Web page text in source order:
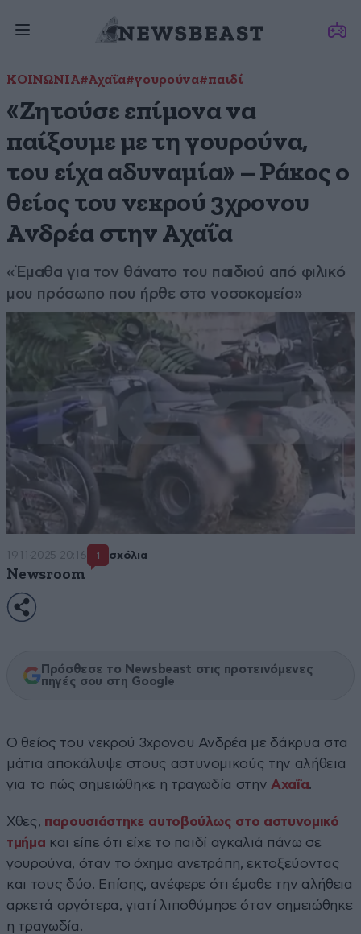
ΚΟΙΝΩΝΙΑ#Αχαΐα#γουρούνα#παιδί
«Ζητούσε επίμονα να
παίξουμε με τη γουρούνα,
του είχα αδυναμία» – Ράκος ο
θείος του νεκρού 3χρονου
Ανδρέα στην Αχαΐα
«Έμαθα για τον θάνατο του παιδιού από φιλικό
μου πρόσωπο που ήρθε στο νοσοκομείο»
19·11·2025 20:16 1 σχόλια
Newsroom
Πρόσθεσε το Newsbeast στις προτεινόμενες
πηγές σου στη Google
Ο θείος του νεκρού 3χρονου Ανδρέα με δάκρυα στα
μάτια αποκάλυψε στους αστυνομικούς την αλήθεια
για το πώς σημειώθηκε η τραγωδία στην Αχαΐα.
Χθες, παρουσιάστηκε αυτοβούλως στο αστυνομικό
τμήμα και είπε ότι είχε το παιδί αγκαλιά πάνω σε
γουρούνα, όταν το όχημα ανετράπη, εκτοξεύοντας
και τους δύο. Επίσης, ανέφερε ότι έμαθε την αλήθεια
αρκετά αργότερα, γιατί λιποθύμησε όταν σημειώθηκε
η τραγωδία.